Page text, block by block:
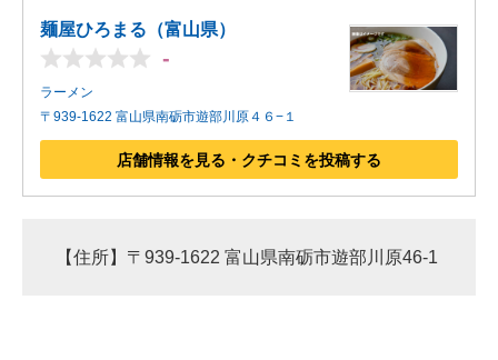
好きが集まる 比べて選べる
ビジネスと働き方のヒント
AI活用のいまが分かる
企業ITのトレンドを詳説
麺屋ひろまる（富山県）
-
ラーメン
〒939-1622 富山県南砺市遊部川原４６−１
店舗情報を見る・クチコミを投稿する
【住所】〒939-1622 富山県南砺市遊部川原46-1